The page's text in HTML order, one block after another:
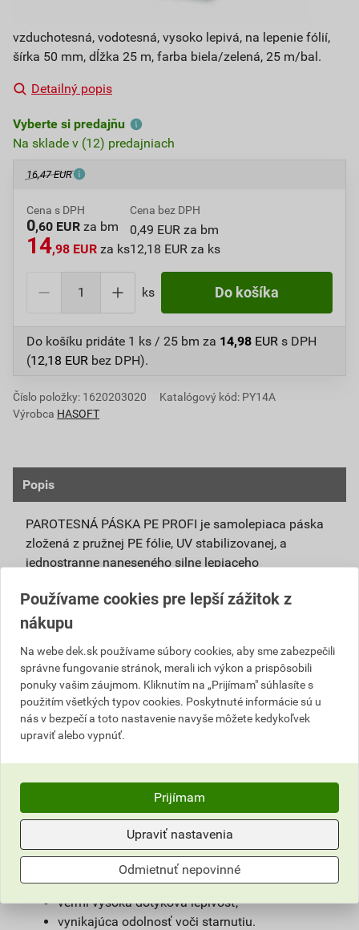
vzduchotesná, vodotesná, vysoko lepivá, na lepenie fólií,
šírka 50 mm, dĺžka 25 m, farba biela/zelená, 25 m/bal.
Detailný popis
Vyberte si predajňu
Na sklade v (12) predajniach
16,47 EUR
Cena s DPH
0,60 EUR za bm
14,98 EUR za ks
Cena bez DPH
0,49 EUR za bm
12,18 EUR za ks
ks Do košíka
Do košíku pridáte 1 ks / 25 bm za 14,98 EUR s DPH
(12,18 EUR bez DPH).
Číslo položky: 1620203020
Katalógový kód: PY14A
Výrobca HASOFT
Popis
PAROTESNÁ PÁSKA PE PROFI je samolepiaca páska
zložená z pružnej PE fólie, UV stabilizovanej, a
jednostranne naneseného silne lepiaceho
vložkou a na povrchu krytého ochranným prúžkom.
Neobsahuje rozpúšťadlá ani žiadne halogénové
PÁSKA PE PROFI sa používa na teplej strane na
vzduchotesné olepovanie a utesňovanie fólií na
spomaľovanie prestupu pary, podľa DIN 4108 časť 7 v
oblasti šikmých striech. Lepeny môžu byť
preplátované spoje fóliou, PP vliesov alebo
vzduchotesná podľa DIN 4108–7,
spĺňa prísne požiadavky DIN 4108–11,
nosič odolný proti pretrhnutiu,
nosič trvalo odolný voči vode,
veľmi vysoká dotyková lepivosť,
vynikajúca odolnosť voči starnutiu.
Používame cookies pre lepší zážitok z
nákupu
Na webe dek.sk používame súbory cookies, aby sme zabezpečili
správne fungovanie stránok, merali ich výkon a prispôsobili
ponuky vašim záujmom. Kliknutím na „Prijímam" súhlasíte s
použitím všetkých typov cookies. Poskytnuté informácie sú u
nás v bezpečí a toto nastavenie navyše môžete kedykoľvek
upraviť alebo vypnúť.
Prijímam
Upraviť nastavenia
Odmietnuť nepovinné